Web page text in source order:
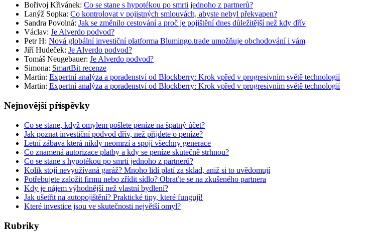
Bořivoj Křivánek: Co se stane s hypotékou po smrti jednoho z partnerů?
Lanýž Sopka: Co kontrolovat v pojistných smlouvách, abyste nebyl překvapen?
Sandra Povolná: Jak se změnilo cestování a proč je pojištění dnes důležitější než kdy dřív
Václav: Je Alverdo podvod?
Petr H: Nová globální investiční platforma Blumingo.trade umožňuje obchodování i vám
Jiří Hudeček: Je Alverdo podvod?
Tomáš Neugebauer: Je Alverdo podvod?
Simona: SmartBit recenze
Martin: Expertní analýza a poradenství od Blockberry: Krok vpřed v progresivním světě technologií
Martin: Expertní analýza a poradenství od Blockberry: Krok vpřed v progresivním světě technologií
Nejnovější příspěvky
Co se stane, když omylem pošlete peníze na špatný účet?
Jak poznat investiční podvod dřív, než přijdete o peníze?
Letní zábava která nikdy neomrzí a spojí všechny generace
Co znamená autorizace platby a kdy se peníze skutečně strhnou?
Co se stane s hypotékou po smrti jednoho z partnerů?
Kolik stojí nevyužívaná garáž? Mnoho lidí platí za sklad, aniž si to uvědomují
Potřebujete založit firmu nebo zřídit sídlo? Obraťte se na zkušeného partnera
Kdy je nájem výhodnější než vlastní bydlení?
Jak ušetřit na autopojištění? Praktické tipy, které fungují!
Které investice jsou ve skutečnosti největší omyl?
Rubriky